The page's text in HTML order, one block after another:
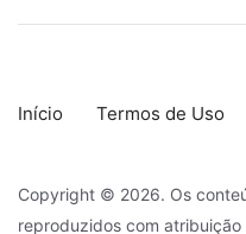
Início Termos de Uso
Copyright © 2026. Os
reproduzidos com